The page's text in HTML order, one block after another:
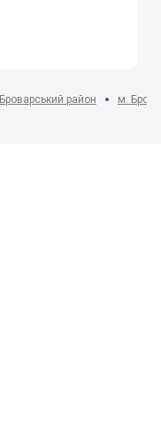
Броварський район м.